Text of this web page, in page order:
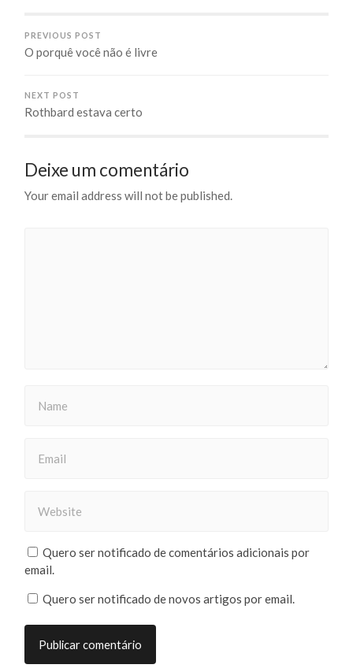
PREVIOUS POST
O porquê você não é livre
NEXT POST
Rothbard estava certo
Deixe um comentário
Your email address will not be published.
Quero ser notificado de comentários adicionais por
email.
Quero ser notificado de novos artigos por email.